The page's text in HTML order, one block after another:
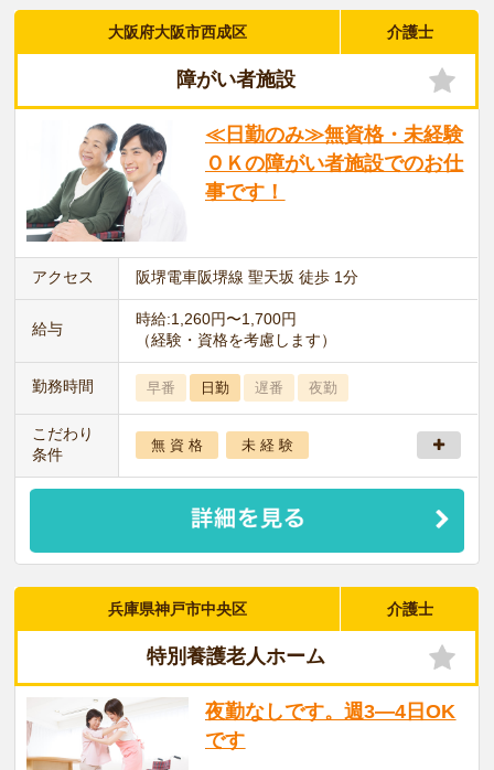
大阪府大阪市西成区 介護士
障がい者施設
≪日勤のみ≫無資格・未経験
ＯＫの障がい者施設でのお仕
事です！
アクセス 阪堺電車阪堺線 聖天坂 徒歩 1分
給与
時給:1,260円〜1,700円
（経験・資格を考慮します）
勤務時間 早番 日勤 遅番 夜勤
こだわり
条件
無 資 格 未 経 験
兵庫県神戸市中央区 介護士
特別養護老人ホーム
夜勤なしです。週3―4日OK
です